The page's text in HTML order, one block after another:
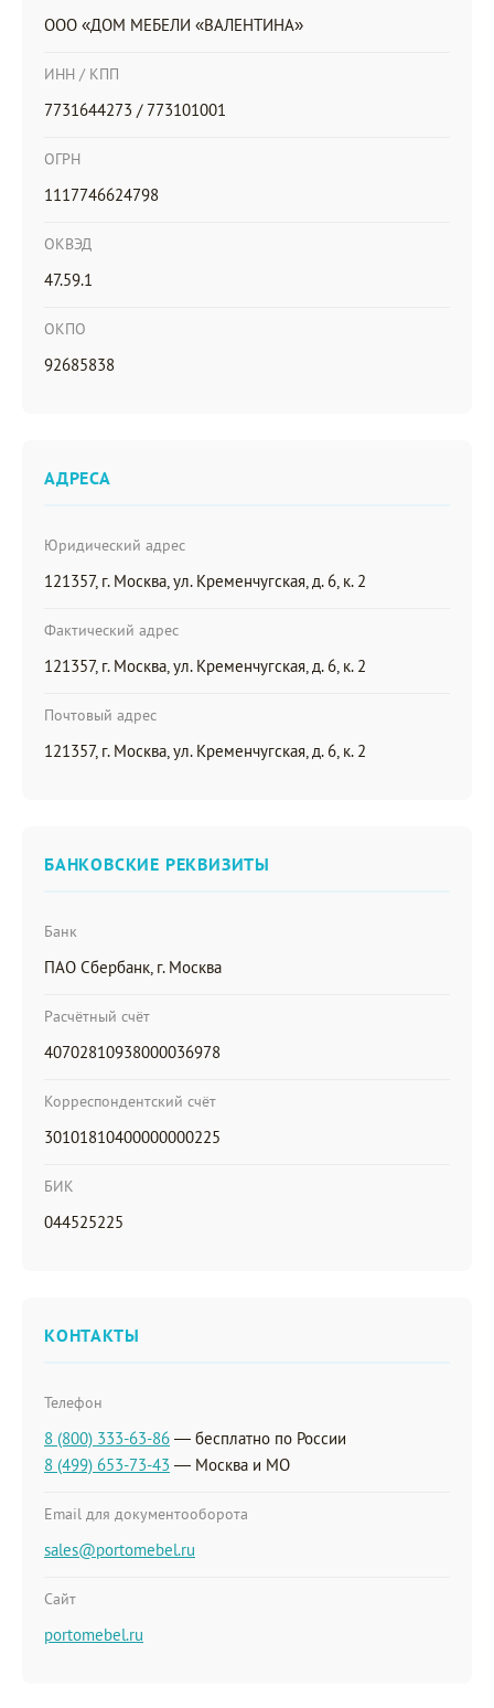
ООО «ДОМ МЕБЕЛИ «ВАЛЕНТИНА»
ИНН / КПП
7731644273 / 773101001
ОГРН
1117746624798
ОКВЭД
47.59.1
ОКПО
92685838
АДРЕСА
Юридический адрес
121357, г. Москва, ул. Кременчугская, д. 6, к. 2
Фактический адрес
121357, г. Москва, ул. Кременчугская, д. 6, к. 2
Почтовый адрес
121357, г. Москва, ул. Кременчугская, д. 6, к. 2
БАНКОВСКИЕ РЕКВИЗИТЫ
Банк
ПАО Сбербанк, г. Москва
Расчётный счёт
40702810938000036978
Корреспондентский счёт
30101810400000000225
БИК
044525225
КОНТАКТЫ
Телефон
8 (800) 333-63-86 — бесплатно по России
8 (499) 653-73-43 — Москва и МО
Email для документооборота
sales@portomebel.ru
Сайт
portomebel.ru